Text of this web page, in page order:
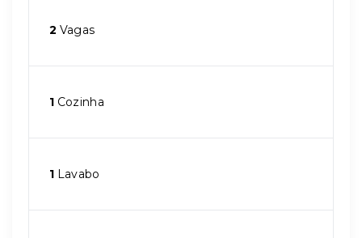
2 Vagas
1 Cozinha
1 Lavabo